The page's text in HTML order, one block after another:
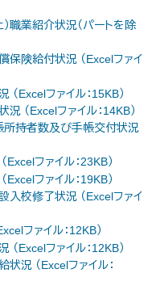
業紹介状況（パートを除
険給付状況 （Excelファイ
Excelファイル：15KB）
（Excelファイル：14KB）
持者数及び手帳交付状況
ファイル：23KB）
ファイル：19KB）
校修了状況 （Excelファイ
ファイル：12KB）
Excelファイル：12KB）
況 （Excelファイル：